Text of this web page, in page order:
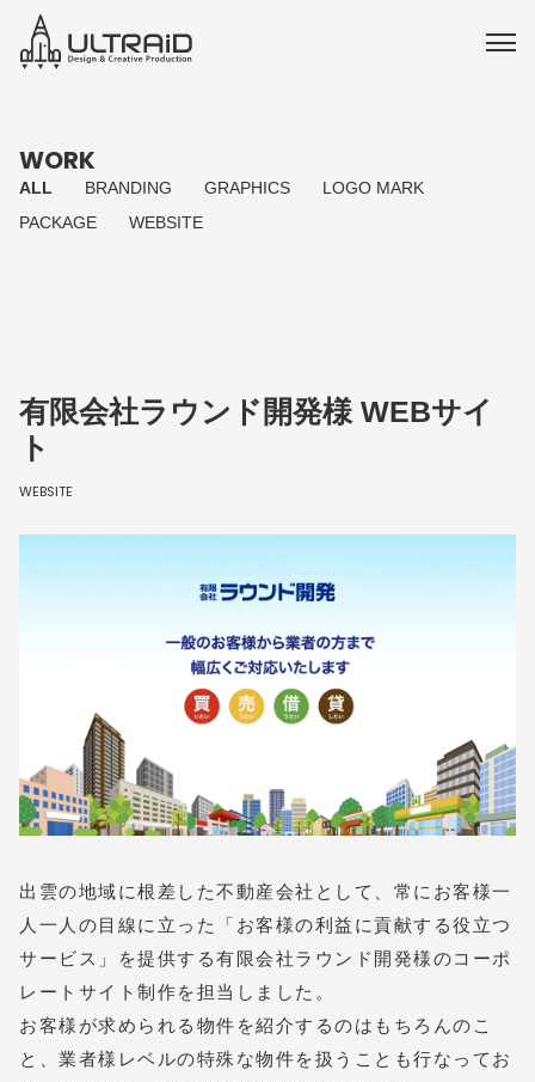
WORK
ALL BRANDING GRAPHICS
LOGO MARK
PACKAGE
WEBSITE
有限会社ラウンド開発様 WEBサイ
ト
WEBSITE
出雲の地域に根差した不動産会社として、常にお客様一
人一人の目線に立った「お客様の利益に貢献する役立つ
サービス」を提供する有限会社ラウンド開発様のコーポ
レートサイト制作を担当しました。
お客様が求められる物件を紹介するのはもちろんのこ
と、業者様レベルの特殊な物件を扱うことも行なってお